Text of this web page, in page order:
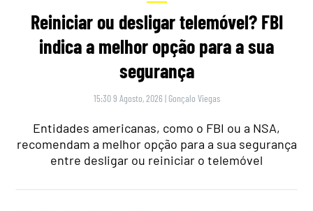
Reiniciar ou desligar telemóvel? FBI
indica a melhor opção para a sua
segurança
15:30 9 Agosto, 2026 | Gonçalo Viegas
Entidades americanas, como o FBI ou a NSA,
recomendam a melhor opção para a sua segurança
entre desligar ou reiniciar o telemóvel